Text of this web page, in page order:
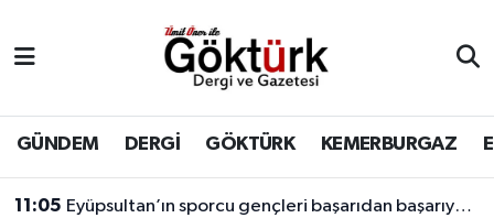
GÜNDEM DERGİ GÖKTÜRK KEMERBURGAZ
11:05 Eyüpsultan’ın sporcu gençleri başarıdan başarıya koşuyor.
BİLİM
DERGİ
Eyüpsultan Hava Durumu
Eyüpsultan Trafik Yoğunluk Haritası
Süper Lig Puan Durumu ve Fikstür